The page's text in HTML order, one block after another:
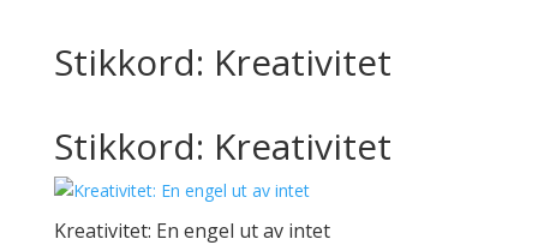
Stikkord: Kreativitet
Stikkord: Kreativitet
Kreativitet: En engel ut av intet